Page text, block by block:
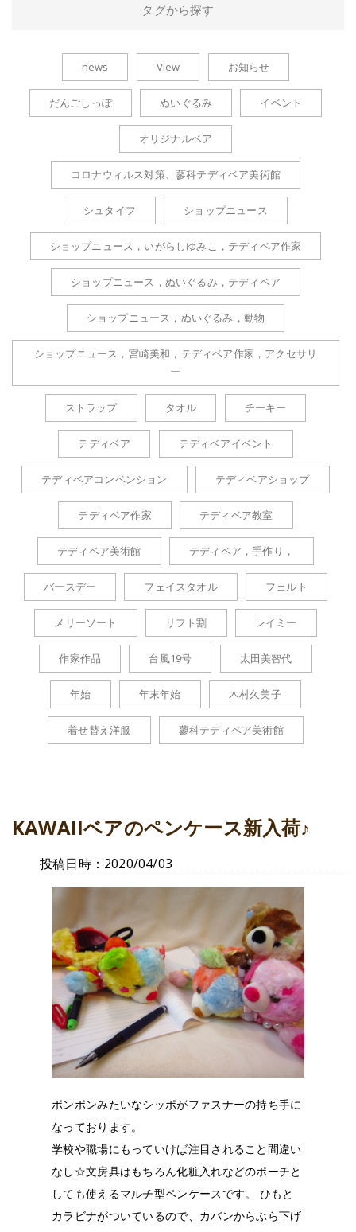
タグから探す
news View お知らせ
だんごしっぽ ぬいぐるみ イベント
オリジナルベア
コロナウィルス対策、蓼科テディベア美術館
シュタイフ ショップニュース
ショップニュース，いがらしゆみこ，テディベア作家
ショップニュース，ぬいぐるみ，テディベア
ショップニュース，ぬいぐるみ，動物
ショップニュース，宮崎美和，テディベア作家，アクセサリ
ー
ストラップ タオル チーキー
テディベア テディベアイベント
テディベアコンベンション テディベアショップ
テディベア作家 テディベア教室
テディベア美術館 テディベア，手作り，
バースデー フェイスタオル フェルト
メリーソート リフト割 レイミー
作家作品 台風19号 太田美智代
年始 年末年始 木村久美子
着せ替え洋服 蓼科テディベア美術館
KAWAIIベアのペンケース新入荷♪
投稿日時：2020/04/03
ポンポンみたいなシッポがファスナーの持ち手に
なっております。
学校や職場にもっていけば注目されること間違い
なし☆文房具はもちろん化粧入れなどのポーチと
しても使えるマルチ型ペンケースです。 ひもと
カラビナがついているので、カバンからぶら下げ